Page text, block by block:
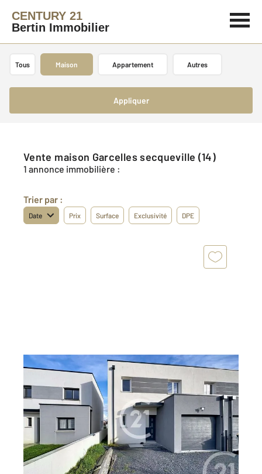
CENTURY 21
Bertin Immobilier
Tous Maison Appartement Autres
Appliquer
Vente maison Garcelles secqueville (14)
1 annonce immobilière :
Trier par :
Date Prix Surface Exclusivité DPE
GARCELLES SECQUEVILLE 14
, 4 pièces
Ref : 3197
Maison à vendre
243 000 €
Nouveauté dans votre agence Century 21